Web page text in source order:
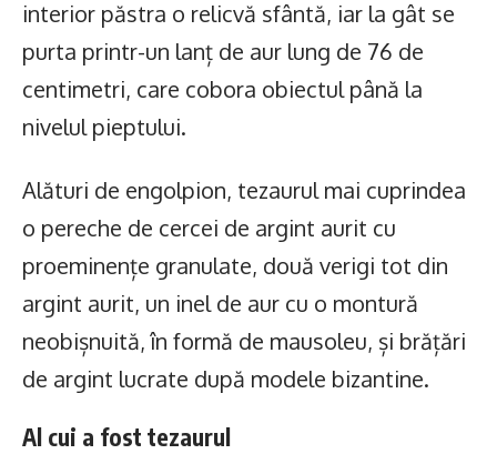
interior păstra o relicvă sfântă, iar la gât se
purta printr-un lanț de aur lung de 76 de
centimetri, care cobora obiectul până la
nivelul pieptului.
Alături de engolpion, tezaurul mai cuprindea
o pereche de cercei de argint aurit cu
proeminențe granulate, două verigi tot din
argint aurit, un inel de aur cu o montură
neobișnuită, în formă de mausoleu, și brățări
de argint lucrate după modele bizantine.
Al cui a fost tezaurul